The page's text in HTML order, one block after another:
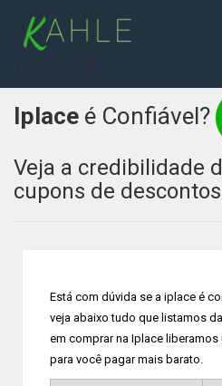
Iplace é Confiável?
Veja a credibilidade
cupons de
Está com dúvida se a iplace é
veja abaixo tudo que listamos
em comprar na Iplace
para você pagar mais barato.